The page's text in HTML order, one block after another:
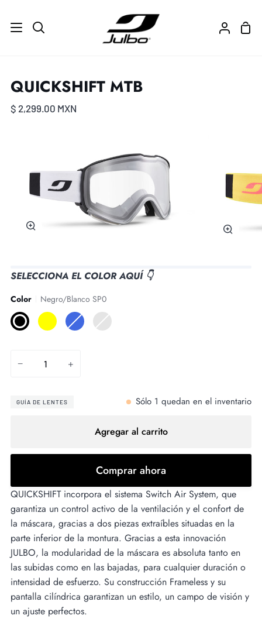
directamente
Buscar
Mi
QUICKSHIFT MTB
$ 2,299.00 MXN
SELECCIONA EL COLOR AQUÍ 👇
Color
Negro/Blanco SP0
Negro/Blanco
SP0
Negro/Amarillo
SP2
+
Azul
SP2
Negro/Verde
SP2
− +
GUÍA DE LENTES Sólo 1 quedan en el inventario
Agregar al carrito
Comprar ahora
QUICKSHIFT incorpora el sistema Switch Air System, que
garantiza un control activo de la ventilación y el confort de
la máscara, gracias a dos piezas extraíbles situadas en la
parte inferior de la montura. Gracias a esta innovación
JULBO, la modularidad de la máscara es absoluta tanto en
las subidas como en las bajadas, para cualquier duración o
intensidad de esfuerzo. Su construcción Frameless y su
pantalla cilíndrica garantizan un estilo, un campo de visión y
un ajuste perfectos.